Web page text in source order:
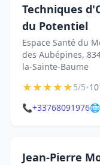
Techniques
du Potentiel
Espace Santé du
des Aubépines,
la-Sainte-Baume
★★★★★5/5•
📞+33768091976🌐
Jean-Pierre